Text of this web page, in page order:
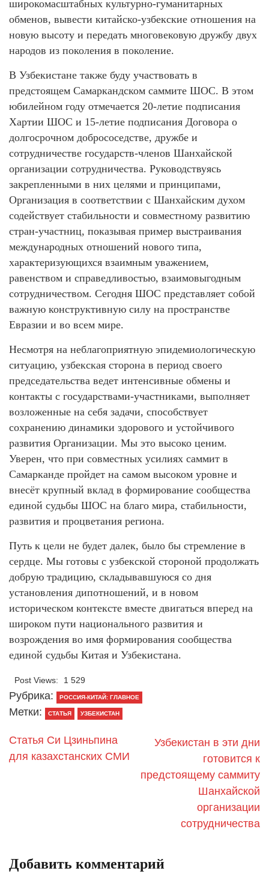
широкомасштабных культурно-гуманитарных
обменов, вывести китайско-узбекские отношения на
новую высоту и передать многовековую дружбу двух
народов из поколения в поколение.
В Узбекистане также буду участвовать в
предстоящем Самаркандском саммите ШОС. В этом
юбилейном году отмечается 20-летие подписания
Хартии ШОС и 15-летие подписания Договора о
долгосрочном добрососедстве, дружбе и
сотрудничестве государств-членов Шанхайской
организации сотрудничества. Руководствуясь
закрепленными в них целями и принципами,
Организация в соответствии с Шанхайским духом
содействует стабильности и совместному развитию
стран-участниц, показывая пример выстраивания
международных отношений нового типа,
характеризующихся взаимным уважением,
равенством и справедливостью, взаимовыгодным
сотрудничеством. Сегодня ШОС представляет собой
важную конструктивную силу на пространстве
Евразии и во всем мире.
Несмотря на неблагоприятную эпидемиологическую
ситуацию, узбекская сторона в период своего
председательства ведет интенсивные обмены и
контакты с государствами-участниками, выполняет
возложенные на себя задачи, способствует
сохранению динамики здорового и устойчивого
развития Организации. Мы это высоко ценим.
Уверен, что при совместных усилиях саммит в
Самарканде пройдет на самом высоком уровне и
внесёт крупный вклад в формирование сообщества
единой судьбы ШОС на благо мира, стабильности,
развития и процветания региона.
Путь к цели не будет далек, было бы стремление в
сердце. Мы готовы с узбекской стороной продолжать
добрую традицию, складывавшуюся со дня
установления дипотношений, и в новом
историческом контексте вместе двигаться вперед на
широком пути национального развития и
возрождения во имя формирования сообщества
единой судьбы Китая и Узбекистана.
Post Views: 1 529
Рубрика: РОССИЯ-КИТАЙ: ГЛАВНОЕ
Метки: СТАТЬЯ УЗБЕКИСТАН
Статья Си Цзиньпина
для казахстанских СМИ
Узбекистан в эти дни
готовится к
предстоящему саммиту
Шанхайской
организации
сотрудничества
Добавить комментарий